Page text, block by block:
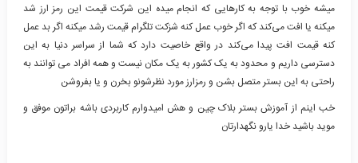
میشه خوب با توجه به کارهایی که انجام میده این شرکت قیمت این رمز ارز شد
میکنه یا افت می‌کند که اگر خوب عمل کنه شزکت تلگرام قیمت رشد میکنه اگر بد عمل
کنه قیمت افت پیدا می‌کند در واقع خاصیت دارد که شما از سراسر دنیا به این
دسترسی داریم و محدود به یک کشور به یک مکان نیست و همه افراد می توانند به
راحتی به این بستر متصل بشن و رمزارز مورد نظرشونو بخرن و یا بفروشن
خب اینم از آموزش بستر بلاک چین و هش امیدوارم کاربردی باشه براتون موفق و
موید باشید خدا یارو نگهدارتان